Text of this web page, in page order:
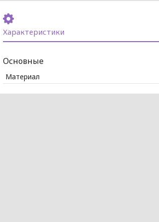
Характеристики
Основные
Материал